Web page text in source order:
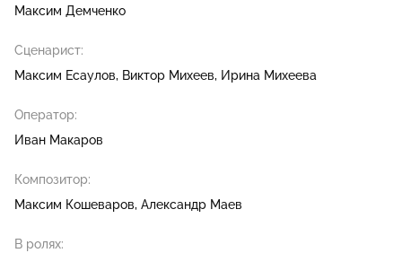
Максим Демченко
Сценарист:
Максим Есаулов
Виктор Михеев Ирина Михеева
Оператор:
Иван Макаров
Композитор:
Максим Кошеваров Александр Маев
В ролях: